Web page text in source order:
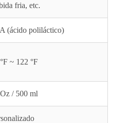
fria, etc.
(ácido poliláctico)
~ 122 °F
/ 500 ml